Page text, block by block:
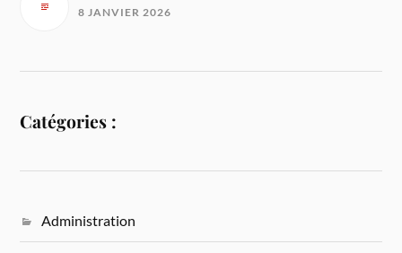
8 JANVIER 2026
Catégories :
Administration